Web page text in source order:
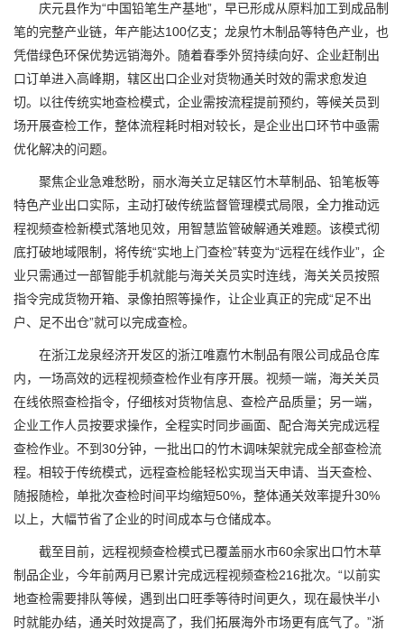
庆元县作为“中国铅笔生产基地”，早已形成从原料加工到成品制
笔的完整产业链，年产能达100亿支；龙泉竹木制品等特色产业，也
凭借绿色环保优势远销海外。随着春季外贸持续向好、企业赶制出
口订单进入高峰期，辖区出口企业对货物通关时效的需求愈发迫
切。以往传统实地查检模式，企业需按流程提前预约，等候关员到
场开展查检工作，整体流程耗时相对较长，是企业出口环节中亟需
优化解决的问题。
聚焦企业急难愁盼，丽水海关立足辖区竹木草制品、铅笔板等
特色产业出口实际，主动打破传统监督管理模式局限，全力推动远
程视频查检新模式落地见效，用智慧监管破解通关难题。该模式彻
底打破地域限制，将传统“实地上门查检”转变为“远程在线作业”，企
业只需通过一部智能手机就能与海关关员实时连线，海关关员按照
指令完成货物开箱、录像拍照等操作，让企业真正的完成“足不出
户、足不出仓”就可以完成查检。
在浙江龙泉经济开发区的浙江唯嘉竹木制品有限公司成品仓库
内，一场高效的远程视频查检作业有序开展。视频一端，海关关员
在线依照查检指令，仔细核对货物信息、查检产品质量；另一端，
企业工作人员按要求操作，全程实时同步画面、配合海关完成远程
查检作业。不到30分钟，一批出口的竹木调味架就完成全部查检流
程。相较于传统模式，远程查检能轻松实现当天申请、当天查检、
随报随检，单批次查检时间平均缩短50%，整体通关效率提升30%
以上，大幅节省了企业的时间成本与仓储成本。
截至目前，远程视频查检模式已覆盖丽水市60余家出口竹木草
制品企业，今年前两月已累计完成远程视频查检216批次。“以前实
地查检需要排队等候，遇到出口旺季等待时间更久，现在最快半小
时就能办结，通关时效提高了，我们拓展海外市场更有底气了。”浙